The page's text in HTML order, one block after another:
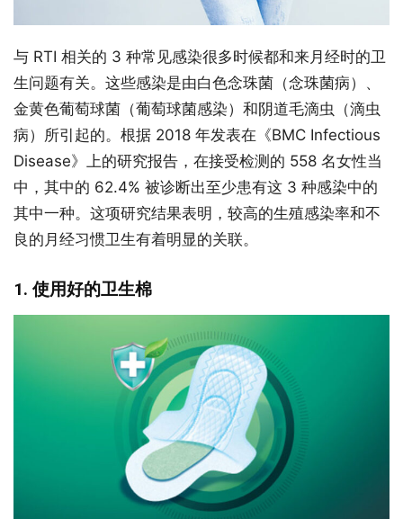
与 RTI 相关的 3 种常见感染很多时候都和来月经时的卫
生问题有关。这些感染是由白色念珠菌（念珠菌病）、
金黄色葡萄球菌（葡萄球菌感染）和阴道毛滴虫（滴虫
病）所引起的。根据 2018 年发表在《BMC Infectious
Disease》上的研究报告，在接受检测的 558 名女性当
中，其中的 62.4% 被诊断出至少患有这 3 种感染中的
其中一种。这项研究结果表明，较高的生殖感染率和不
良的月经习惯卫生有着明显的关联。
1. 使用好的卫生棉